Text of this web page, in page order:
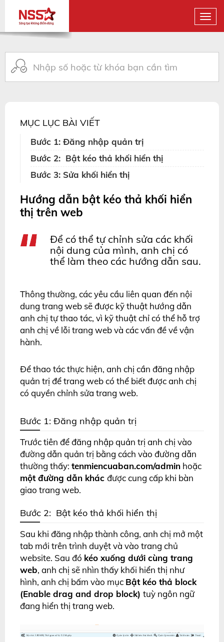
Hướng dẫn bật kéo thả khối hiển
thị trên web
Để có thể tự chỉnh sửa các khối
nội dung của mình, anh chị có
thể làm theo các hướng dẫn sau.
Thông thường, các yêu cầu liên quan đến nội
dung trang web sẽ được kỹ thuật hướng dẫn
anh chị tự thao tác, vì kỹ thuật chỉ có thể hỗ trợ
anh chị về lỗi trang web và các vấn đề về vận
hành.
Để thao tác thực hiện, anh chị cần đăng nhập
quản trị để trang web có thể biết được anh chị
có quyền chỉnh sửa trang web.
Bước 1: Đăng nhập quản trị
Trước tiên để đăng nhập quản trị anh chị vào
đường dẫn quản trị bằng cách vào đường dẫn
thường thấy: tenmiencuaban.com/admin hoặc
một đường dẫn khác được cung cấp khi bàn
giao trang web.
Bước 2: Bật kéo thả khối hiển thị
Sau khi đăng nhập thành công, anh chị mở một
tab mới trên trình duyệt và vào trang chủ
website. Sau đó kéo xuống dưới cùng trang
web, anh chị sẽ nhìn thấy khối hiển thị như
hình, anh chị bấm vào mục Bật kéo thả block
(Enable drag and drop block) tuỳ ngôn ngữ
đang hiển thị trang web.
MỤC LỤC BÀI VIẾT
Bước 1: Đăng nhập quản trị
Bước 2: Bật kéo thả khối hiển thị
Bước 3: Sửa khối hiển thị